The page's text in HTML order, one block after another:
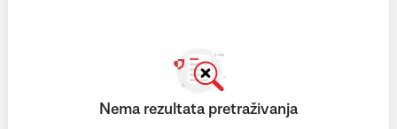
Nema rezultata pretraživanja